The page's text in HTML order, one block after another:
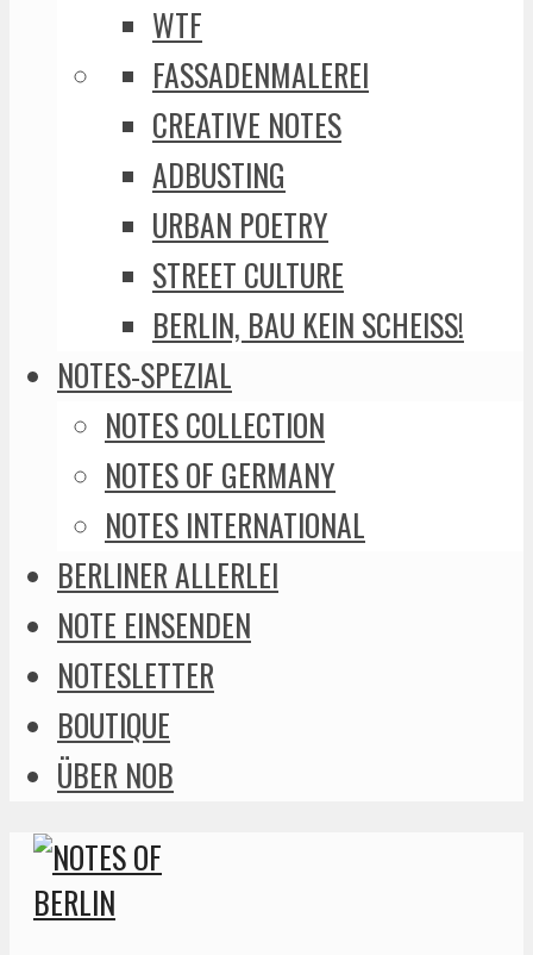
WTF
FASSADENMALEREI
CREATIVE NOTES
ADBUSTING
URBAN POETRY
STREET CULTURE
BERLIN, BAU KEIN SCHEISS!
NOTES-SPEZIAL
NOTES COLLECTION
NOTES OF GERMANY
NOTES INTERNATIONAL
BERLINER ALLERLEI
NOTE EINSENDEN
NOTESLETTER
BOUTIQUE
ÜBER NOB